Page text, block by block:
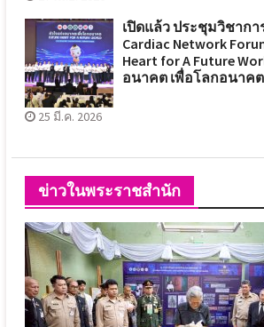
เปิดแล้ว ประชุมวิชาการ
Cardiac Network
Heart for A Future
อนาคต เพื่อโลกอนาค
25 มี.ค. 2026
ข่าวในพระราชสำนัก